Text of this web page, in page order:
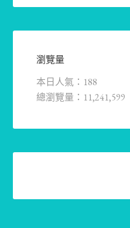
瀏覽量
本日人氣：188
總瀏覽量：11,241,599